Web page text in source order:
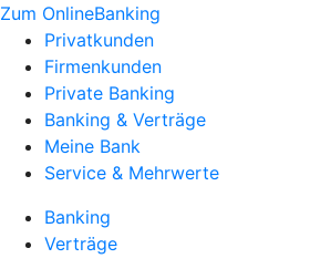
Zum OnlineBanking
Privatkunden
Firmenkunden
Private Banking
Banking & Verträge
Meine Bank
Service & Mehrwerte
Banking
Verträge